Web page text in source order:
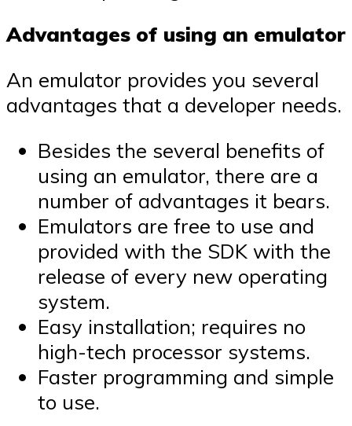
Advantages of using an emulator
An emulator provides you several
advantages that a developer needs.
Besides the several benefits of
using an emulator, there are a
number of advantages it bears.
Emulators are free to use and
provided with the SDK with the
release of every new operating
system.
Easy installation; requires no
high-tech processor systems.
Faster programming and simple
to use.